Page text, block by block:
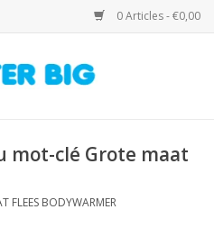
0 Articles - €0,00
mot-clé Grote maat
FLEES BODYWARMER